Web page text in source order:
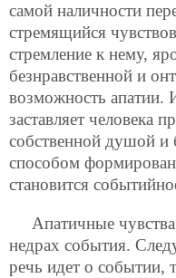
самой наличности
стремящийся
стремление к нему,
безнравственной и
возможность апатии.
заставляет человека
собственной душой и
способом
становится
Апатичные
недрах события.
речь идет о событии,